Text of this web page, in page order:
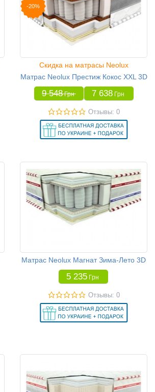
-20%
Скидка на матрасы Neolux
Матрас Neolux Престиж Кокос XXL 3D
9 548 Грн 7 638 Грн
Отзывы: 0
Матрас Neolux Магнат Зима-Лето 3D
5 235 Грн
Отзывы: 0